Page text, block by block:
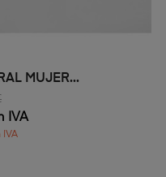
MUJER...
IVA
IVA